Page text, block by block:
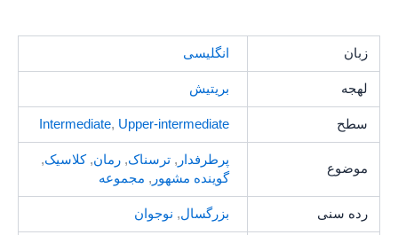
زبان انگلیسی
لهجه بریتیش
سطح Intermediate, Upper-intermediate
موضوع
پرطرفدار , ترسناک, رمان,کلاسیک,
گوینده مشهور , مجموعه
رده سنی بزرگسال, نوجوان